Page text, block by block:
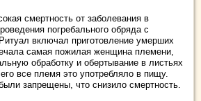
смертность от заболевания в
погребального обряда с
включал приготовление умерших
самая пожилая женщина племени,
обработку и обертывание в листьях
все племя это употребляло в пищу.
запрещены, что снизило смертность.